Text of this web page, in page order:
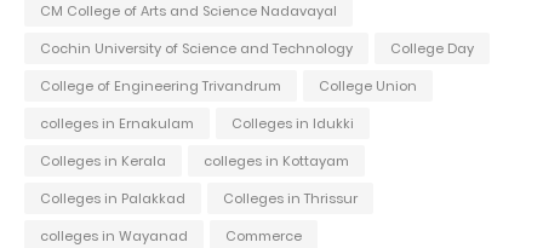
CM College of Arts and Science Nadavayal
Cochin University of Science and Technology
College Day
College of Engineering Trivandrum
College Union
colleges in Ernakulam
Colleges in Idukki
Colleges in Kerala
colleges in Kottayam
Colleges in Palakkad
Colleges in Thrissur
colleges in Wayanad
Commerce